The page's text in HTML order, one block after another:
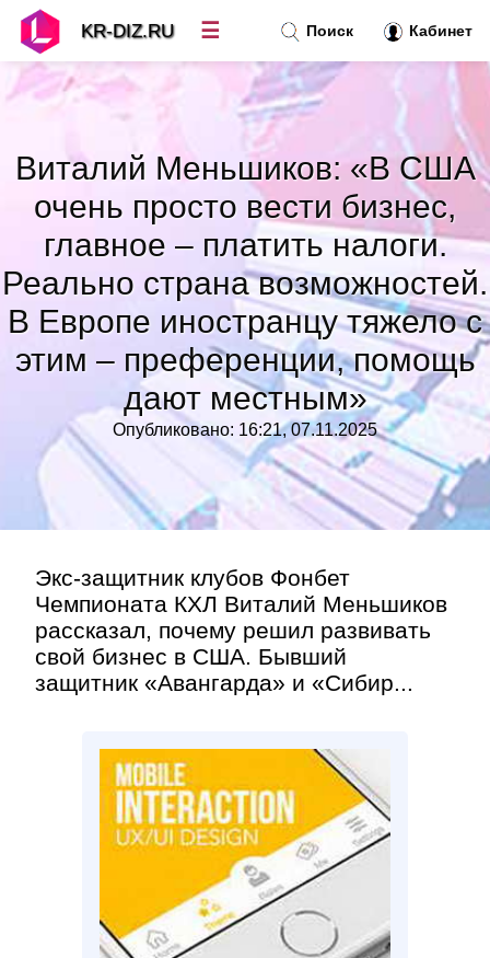
Виталий Меньшиков: «В США
очень просто вести бизнес,
главное – платить налоги.
Реально страна возможностей.
В Европе иностранцу тяжело с
этим – преференции, помощь
дают местным»
Опубликовано: 16:21, 07.11.2025
Экс-защитник клубов Фонбет
Чемпионата КХЛ Виталий Меньшиков
рассказал, почему решил развивать
свой бизнес в США. Бывший
защитник «Авангарда» и «Сибир...
Поиск Кабинет
KR-DIZ.RU ☰
Новости
Топ новостей
Рубрики »
Правила